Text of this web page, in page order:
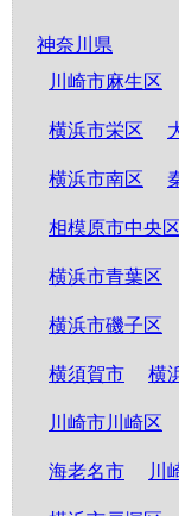
神奈川県
川崎市麻生区
横浜市栄区
横浜市南区
相模原市中央区
横浜市青葉区
横浜市磯子区
横須賀市 横
川崎市川崎区
海老名市 川